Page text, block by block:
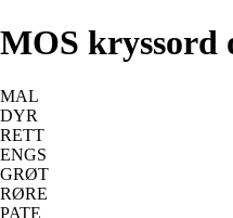
MOS kryssord
MAL
DYR
RETT
ENGS
GRØT
RØRE
PATE